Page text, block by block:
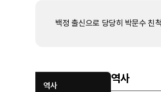
백정 출신으로 당당히 박문수 친
역사
역사